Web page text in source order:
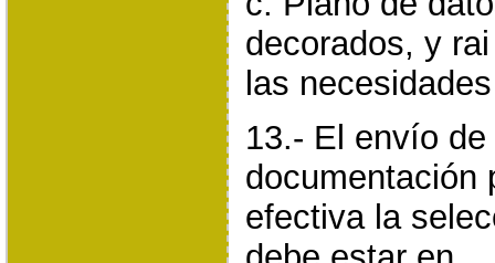
decorados, y
las
13.- El envío
documentación
efectiva la